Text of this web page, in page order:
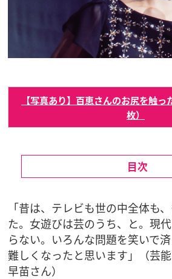
【写真あり】百恵さんのお尻を触
枚）
目次
「昔は、テレビも世の中全体も
た。女遊びは芸のうち、と。現
らない。いろんな問題を笑いで
難しくなったと思います」（芸
早苗さん）